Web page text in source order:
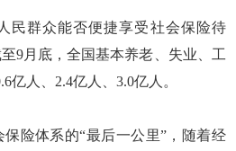
群众能否便捷享受社会保险待
9月底，全国基本养老、失业、工
亿人、2.4亿人、3.0亿人。
体系的“最后一公里”，随着经